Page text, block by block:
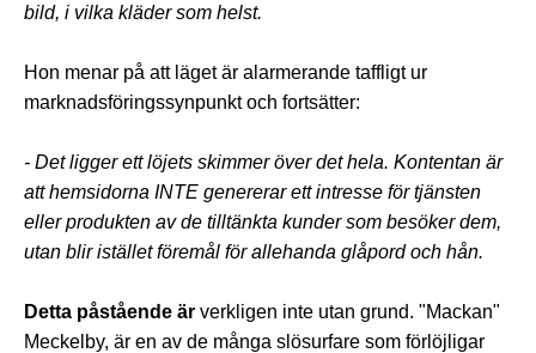
bild, i vilka kläder som helst.
Hon menar på att läget är alarmerande taffligt ur
marknadsföringssynpunkt och fortsätter:
- Det ligger ett löjets skimmer över det hela. Kontentan är
att hemsidorna INTE genererar ett intresse för tjänsten
eller produkten av de tilltänkta kunder som besöker dem,
utan blir istället föremål för allehanda glåpord och hån.
Detta påstående är verkligen inte utan grund. "Mackan"
Meckelby, är en av de många slösurfare som förlöjligar